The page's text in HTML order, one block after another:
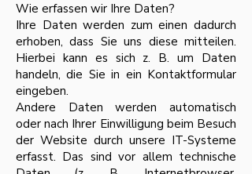
Wie erfassen wir Ihre Daten?
Ihre Daten werden zum einen dadurch
erhoben, dass Sie uns diese mitteilen.
Hierbei kann es sich z. B. um Daten
handeln, die Sie in ein Kontaktformular
eingeben.
Andere Daten werden automatisch
oder nach Ihrer Einwilligung beim Besuch
der Website durch unsere IT-Systeme
erfasst. Das sind vor allem technische